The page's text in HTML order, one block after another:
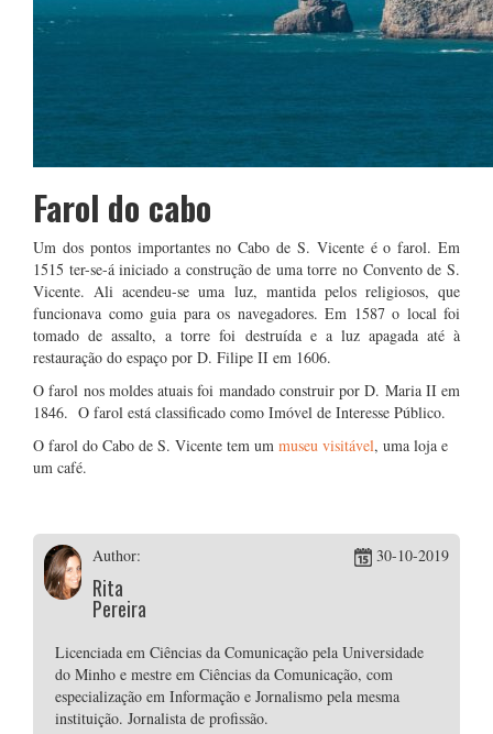
Farol do cabo
Um dos pontos importantes no Cabo de S. Vicente é o farol. Em
1515 ter-se-á iniciado a construção de uma torre no Convento de S.
Vicente. Ali acendeu-se uma luz, mantida pelos religiosos, que
funcionava como guia para os navegadores. Em 1587 o local foi
tomado de assalto, a torre foi destruída e a luz apagada até à
restauração do espaço por D. Filipe II em 1606.
O farol nos moldes atuais foi mandado construir por D. Maria II em
1846. O farol está classificado como Imóvel de Interesse Público.
O farol do Cabo de S. Vicente tem um museu visitável, uma loja e
um café.
Author:
Rita
Pereira
30-10-2019
Licenciada em Ciências da Comunicação pela Universidade
do Minho e mestre em Ciências da Comunicação, com
especialização em Informação e Jornalismo pela mesma
instituição. Jornalista de profissão.